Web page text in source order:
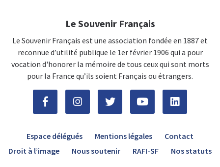
Le Souvenir Français
Le Souvenir Français est une association fondée en 1887 et
reconnue d’utilité publique le 1er février 1906 qui a pour
vocation d'honorer la mémoire de tous ceux qui sont morts
pour la France qu’ils soient Français ou étrangers.
Espace délégués Mentions légales
Contact
Droit à l’image
Nous soutenir RAFI-SF Nos statuts